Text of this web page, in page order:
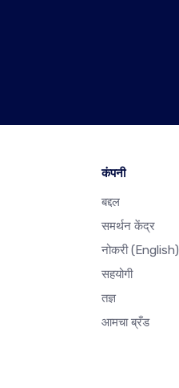
कंपनी
बद्दल
समर्थन केंद्र
नोकरी(English)
सहयोगी
तज्ञ
आमचा ब्रँड